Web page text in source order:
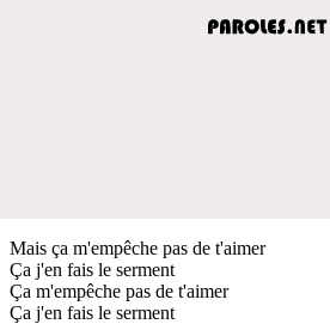
Mais ça m'empêche pas de t'aimer
Ça j'en fais le serment
Ça m'empêche pas de t'aimer
Ça j'en fais le serment